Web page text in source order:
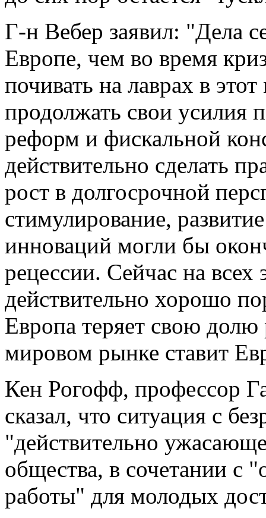
Г-н Вебер заявил: "Дела
Европе, чем во время
почивать на лаврах в
продолжать свои усилия
реформ и фискальной
действительно сделать
рост в долгосрочной
стимулирование,
инноваций могли бы
рецессии. Сейчас на
действительно хорошо
Европа теряет свою
мировом рынке ставит
Кен Рогофф, профессор
сказал, что ситуация с
"действительно
общества, в сочетании с
работы" для молодых